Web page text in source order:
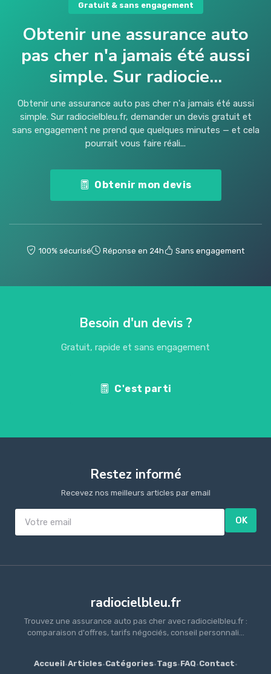
Gratuit & sans engagement
Obtenir une assurance auto
pas cher n'a jamais été aussi
simple. Sur radiocie...
Obtenir une assurance auto pas cher n'a jamais été aussi
simple. Sur radiocielbleu.fr, demander un devis gratuit et
sans engagement ne prend que quelques minutes — et cela
pourrait vous faire réali...
Obtenir mon devis
100% sécurisé Réponse en 24h Sans engagement
Besoin d'un devis ?
Gratuit, rapide et sans engagement
C'est parti
Restez informé
Recevez nos meilleurs articles par email
OK
radiocielbleu.fr
Trouvez une assurance auto pas cher avec radiocielbleu.fr :
comparaison d'offres, tarifs négociés, conseil personnali...
Accueil·Articles·Catégories·Tags·FAQ·Contact·